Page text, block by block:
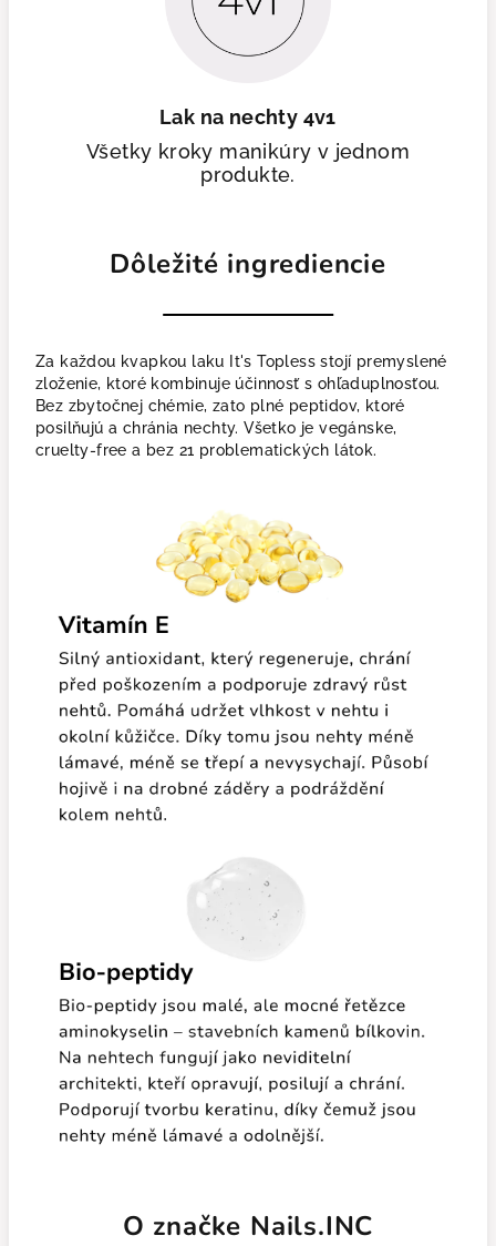
Lak na nechty 4v1
Všetky kroky manikúry v jednom
produkte.
Dôležité ingrediencie
Za každou kvapkou laku It's Topless stojí premyslené
zloženie, ktoré kombinuje účinnosť s ohľaduplnosťou.
Bez zbytočnej chémie, zato plné peptidov, ktoré
posilňujú a chránia nechty. Všetko je vegánske,
cruelty-free a bez 21 problematických látok.
O značke Nails.INC